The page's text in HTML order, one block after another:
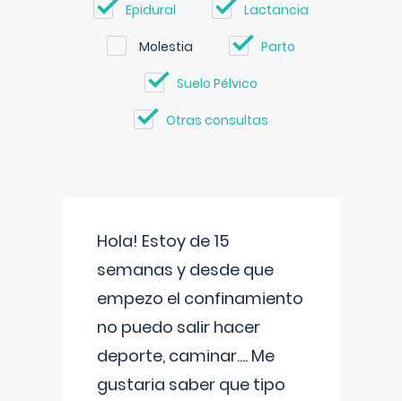
Epidural Lactancia
Molestia Parto
Suelo Pélvico
Otras consultas
Hola! Estoy de 15
semanas y desde que
empezo el confinamiento
no puedo salir hacer
deporte, caminar.... Me
gustaria saber que tipo